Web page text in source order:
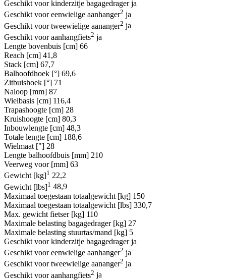
Geschikt voor kinderzitje bagagedrager ja
Geschikt voor eenwielige aanhanger2 ja
Geschikt voor tweewielige aananger2 ja
Geschikt voor aanhangfiets2 ja
Lengte bovenbuis [cm] 66
Reach [cm] 41,8
Stack [cm] 67,7
Balhoofdhoek [°] 69,6
Zitbuishoek [°] 71
Naloop [mm] 87
Wielbasis [cm] 116,4
Trapashoogte [cm] 28
Kruishoogte [cm] 80,3
Inbouwlengte [cm] 48,3
Totale lengte [cm] 188,6
Wielmaat ["] 28
Lengte balhoofdbuis [mm] 210
Veerweg voor [mm] 63
Gewicht [kg]1 22,2
Gewicht [lbs]1 48,9
Maximaal toegestaan totaalgewicht [kg] 150
Maximaal toegestaan totaalgewicht [lbs] 330,7
Max. gewicht fietser [kg] 110
Maximale belasting bagagedrager [kg] 27
Maximale belasting stuurtas/mand [kg] 5
Geschikt voor kinderzitje bagagedrager ja
Geschikt voor eenwielige aanhanger2 ja
Geschikt voor tweewielige aananger2 ja
Geschikt voor aanhangfiets2 ja